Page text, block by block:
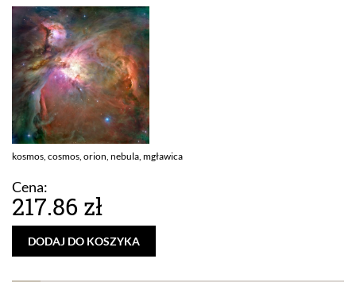
kosmos, cosmos, orion, nebula, mgławica
Cena:
217.86 zł
DODAJ DO KOSZYKA